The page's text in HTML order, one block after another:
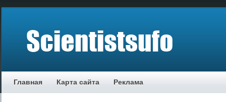
Главная Карта сайта Реклама